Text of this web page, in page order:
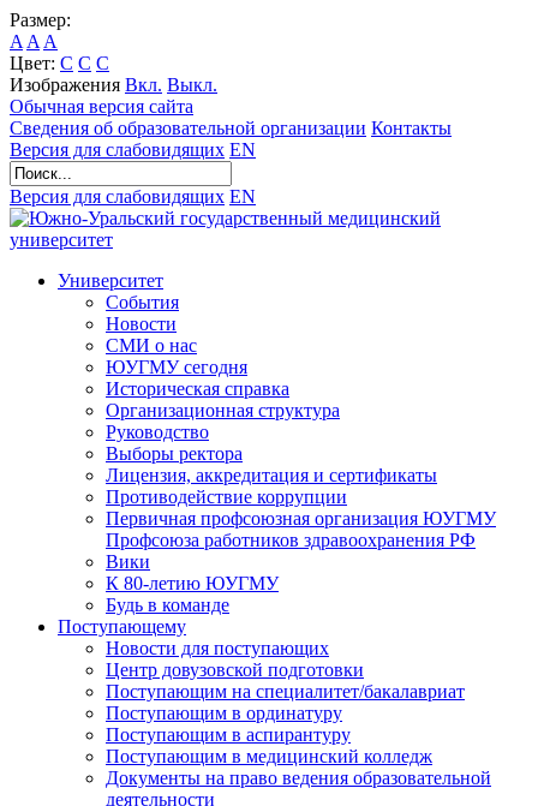
Размер:
A A A
Цвет: C C C
Изображения Вкл. Выкл.
Обычная версия сайта
Сведения об образовательной организации Контакты
Версия для слабовидящих EN
Версия для слабовидящих EN
Университет
События
Новости
СМИ о нас
ЮУГМУ сегодня
Историческая справка
Организационная структура
Руководство
Выборы ректора
Лицензия, аккредитация и сертификаты
Противодействие коррупции
Первичная профсоюзная организация ЮУГМУ
Профсоюза работников здравоохранения РФ
Вики
К 80-летию ЮУГМУ
Будь в команде
Поступающему
Новости для поступающих
Центр довузовской подготовки
Поступающим на специалитет/бакалавриат
Поступающим в ординатуру
Поступающим в аспирантуру
Поступающим в медицинский колледж
Документы на право ведения образовательной
деятельности